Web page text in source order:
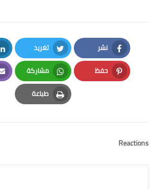
نشر
Facebook
تغريد
Twitter
حفظ
Pinterest
مشاركة
Whatsapp
طباعة
Print
Reactions